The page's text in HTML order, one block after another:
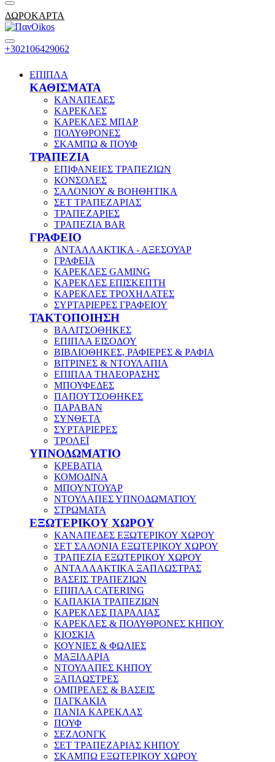
ΔΩΡΟΚΑΡΤΑ
+302106429062
ΕΠΙΠΛΑ
ΚΑΘΙΣΜΑΤΑ
ΚΑΝΑΠΕΔΕΣ
ΚΑΡΕΚΛΕΣ
ΚΑΡΕΚΛΕΣ ΜΠΑΡ
ΠΟΛΥΘΡΟΝΕΣ
ΣΚΑΜΠΩ & ΠΟΥΦ
ΤΡΑΠΕΖΙΑ
ΕΠΙΦΑΝΕΙΕΣ ΤΡΑΠΕΖΙΩΝ
ΚΟΝΣΟΛΕΣ
ΣΑΛΟΝΙΟΥ & ΒΟΗΘΗΤΙΚΑ
ΣΕΤ ΤΡΑΠΕΖΑΡΙΑΣ
ΤΡΑΠΕΖΑΡΙΕΣ
ΤΡΑΠΕΖΙΑ BAR
ΓΡΑΦΕΙΟ
ΑΝΤΑΛΛΑΚΤΙΚΑ - ΑΞΕΣΟΥΑΡ
ΓΡΑΦΕΙΑ
ΚΑΡΕΚΛΕΣ GAMING
ΚΑΡΕΚΛΕΣ ΕΠΙΣΚΕΠΤΗ
ΚΑΡΕΚΛΕΣ ΤΡΟΧΗΛΑΤΕΣ
ΣΥΡΤΑΡΙΕΡΕΣ ΓΡΑΦΕΙΟΥ
ΤΑΚΤΟΠΟΙΗΣΗ
ΒΑΛΙΤΣΟΘΗΚΕΣ
ΕΠΙΠΛΑ ΕΙΣΟΔΟΥ
ΒΙΒΛΙΟΘΗΚΕΣ, ΡΑΦΙΕΡΕΣ & ΡΑΦΙΑ
ΒΙΤΡΙΝΕΣ & ΝΤΟΥΛΑΠΙΑ
ΕΠΙΠΛΑ ΤΗΛΕΟΡΑΣΗΣ
ΜΠΟΥΦΕΔΕΣ
ΠΑΠΟΥΤΣΟΘΗΚΕΣ
ΠΑΡΑΒΑΝ
ΣΥΝΘΕΤΑ
ΣΥΡΤΑΡΙΕΡΕΣ
ΤΡΟΛΕΪ
ΥΠΝΟΔΩΜΑΤΙΟ
ΚΡΕΒΑΤΙΑ
ΚΟΜΟΔΙΝΑ
ΜΠΟΥΝΤΟΥΑΡ
ΝΤΟΥΛΑΠΕΣ ΥΠΝΟΔΩΜΑΤΙΟΥ
ΣΤΡΩΜΑΤΑ
ΕΞΩΤΕΡΙΚΟΥ ΧΩΡΟΥ
ΚΑΝΑΠΕΔΕΣ ΕΞΩΤΕΡΙΚΟΥ ΧΩΡΟΥ
ΣΕΤ ΣΑΛΟΝΙΑ ΕΞΩΤΕΡΙΚΟΥ ΧΩΡΟΥ
ΤΡΑΠΕΖΙΑ ΕΞΩΤΕΡΙΚΟΥ ΧΩΡΟΥ
ΑΝΤΑΛΛΑΚΤΙΚΑ ΞΑΠΛΩΣΤΡΑΣ
ΒΑΣΕΙΣ ΤΡΑΠΕΖΙΩΝ
ΕΠΙΠΛΑ CATERING
ΚΑΠΑΚΙΑ ΤΡΑΠΕΖΙΩΝ
ΚΑΡΕΚΛΕΣ ΠΑΡΑΛΙΑΣ
ΚΑΡΕΚΛΕΣ & ΠΟΛΥΘΡΟΝΕΣ ΚΗΠΟΥ
ΚΙΟΣΚΙΑ
ΚΟΥΝΙΕΣ & ΦΩΛΙΕΣ
ΜΑΞΙΛΑΡΙΑ
ΝΤΟΥΛΑΠΕΣ ΚΗΠΟΥ
ΞΑΠΛΩΣΤΡΕΣ
ΟΜΠΡΕΛΕΣ & ΒΑΣΕΙΣ
ΠΑΓΚΑΚΙΑ
ΠΑΝΙΑ ΚΑΡΕΚΛΑΣ
ΠΟΥΦ
ΣΕΖΛΟΝΓΚ
ΣΕΤ ΤΡΑΠΕΖΑΡΙΑΣ ΚΗΠΟΥ
ΣΚΑΜΠΩ ΕΞΩΤΕΡΙΚΟΥ ΧΩΡΟΥ